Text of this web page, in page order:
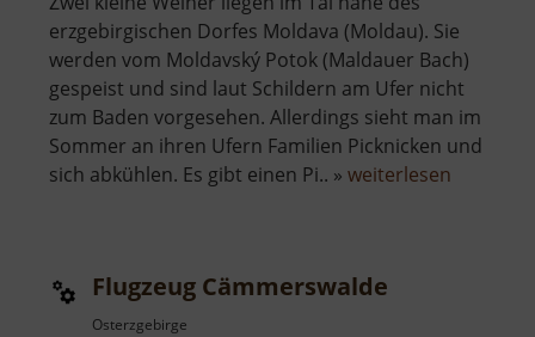
erzgebirgischen Dorfes Moldava (Moldau). Sie
werden vom Moldavský Potok (Maldauer Bach)
gespeist und sind laut Schildern am Ufer nicht
zum Baden vorgesehen. Allerdings sieht man im
Sommer an ihren Ufern Familien Picknicken und
sich abkühlen. Es gibt einen Pi.. » weiterlesen
Flugzeug Cämmerswalde
Osterzgebirge